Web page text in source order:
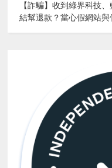
【詐騙】收到綠界科技
結幫退款？當心假網站與